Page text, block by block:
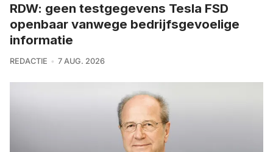
RDW: geen testgegevens Tesla FSD
openbaar vanwege bedrijfsgevoelige
informatie
REDACTIE 7 AUG. 2026